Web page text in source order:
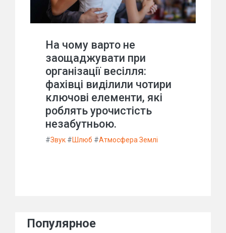
На чому варто не
заощаджувати при
організації весілля:
фахівці виділили чотири
ключові елементи, які
роблять урочистість
незабутньою.
#Звук #Шлюб #Атмосфера Землі
Популярное